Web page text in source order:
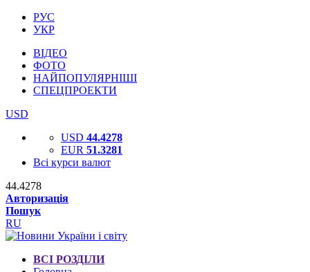
РУС
УКР
ВІДЕО
ФОТО
НАЙПОПУЛЯРНІШІ
СПЕЦПРОЕКТИ
USD
USD 44.4278
EUR 51.3281
Всі курси валют
44.4278
Авторизація
Пошук
RU
ВСІ РОЗДІЛИ